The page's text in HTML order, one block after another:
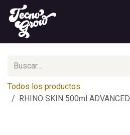
Ir al contenido
Todos los productos
RHINO SKIN 500ml